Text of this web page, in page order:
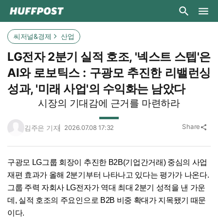
씨저널&경제 산업
LG전자 2분기 실적 호조, '넥스트 스텝'은
AI와 로보틱스 : 구광모 추진한 리밸런싱
성과, '미래 사업'의 수익화는 남았다
시장의 기대감에 근거를 마련하라
김주은 기자 2026.07.08 17:32 Share share
구광모 LG그룹 회장이 추진한 B2B(기업간거래) 중심의 사업
재편 효과가 올해 2분기부터 나타나고 있다는 평가가 나온다.
그룹 주력 자회사 LG전자가 역대 최대 2분기 성적을 낸 가운
데, 실적 호조의 주요인으로 B2B 비중 확대가 지목됐기 때문
이다.